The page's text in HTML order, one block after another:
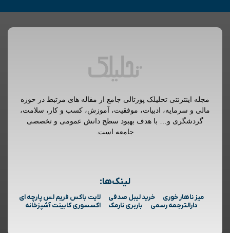
مجله اینترنتی تحلیلک پورتالی جامع از مقاله های مرتبط در حوزه
مالی و سرمایه، ادبیات، موفقیت، آموزش، کسب و کار، سلامت،
گردشگری و… با هدف بهبود سطح دانش عمومی و تخصصی
جامعه است.
لینک‌ها:
میز ناهار خوری خرید لیبل صدفی
لایت باکس فریم لس پارچه ای
دارالترجمه رسمی
باربری نارمک اکسسوری کابینت آشپزخانه